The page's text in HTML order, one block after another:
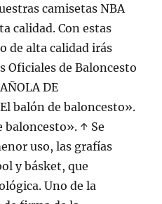
camisetas NBA
calidad. Con estas
de alta calidad irás
Oficiales de Baloncesto
DE
balón de baloncesto».
↑ Se
uso, las grafías
y básket, que
Uno de la